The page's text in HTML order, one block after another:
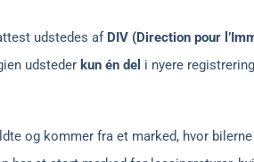
udstedes af DIV (Direction pour
udsteder kun én del i nyere
og kommer fra et marked, hvor